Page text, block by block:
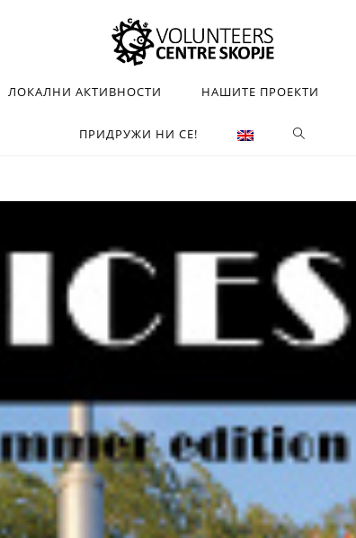
ЛОКАЛНИ АКТИВНОСТИ НАШИТЕ ПРОЕКТИ
ПРИДРУЖИ НИ СЕ!